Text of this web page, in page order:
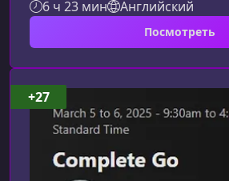
применять лучшие подходы
масштабируемых интерфейсов.
разработчиков, которые уже
основами React и хотят
уровень, изучив новые фичи
оптимизацию
React Server Components как в
6 ч 23 мин Английский
Посмотреть
+27